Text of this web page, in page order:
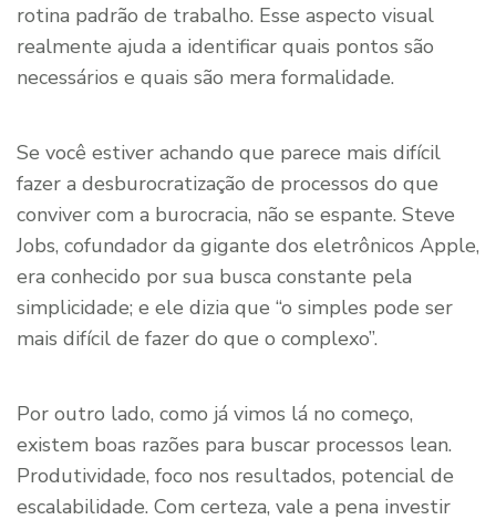
rotina padrão de trabalho. Esse aspecto visual
realmente ajuda a identificar quais pontos são
necessários e quais são mera formalidade.
Se você estiver achando que parece mais difícil
fazer a desburocratização de processos do que
conviver com a burocracia, não se espante. Steve
Jobs, cofundador da gigante dos eletrônicos Apple,
era conhecido por sua busca constante pela
simplicidade; e ele dizia que “o simples pode ser
mais difícil de fazer do que o complexo”.
Por outro lado, como já vimos lá no começo,
existem boas razões para buscar processos lean.
Produtividade, foco nos resultados, potencial de
escalabilidade. Com certeza, vale a pena investir